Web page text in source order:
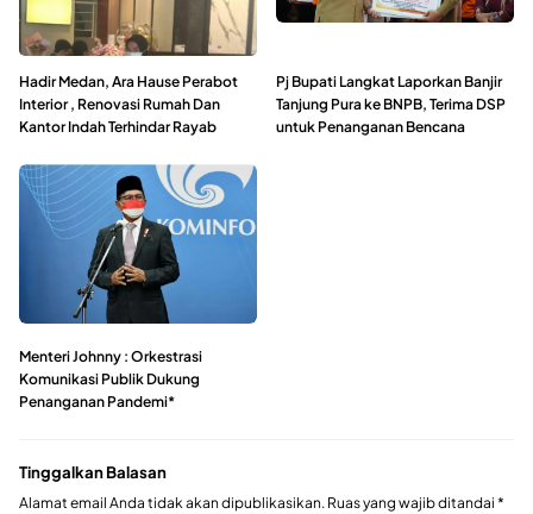
Hadir Medan, Ara Hause Perabot
Interior , Renovasi Rumah Dan
Kantor Indah Terhindar Rayab
Pj Bupati Langkat Laporkan Banjir
Tanjung Pura ke BNPB, Terima DSP
untuk Penanganan Bencana
Menteri Johnny : Orkestrasi
Komunikasi Publik Dukung
Penanganan Pandemi*
Tinggalkan Balasan
Alamat email Anda tidak akan dipublikasikan. Ruas yang wajib ditandai *